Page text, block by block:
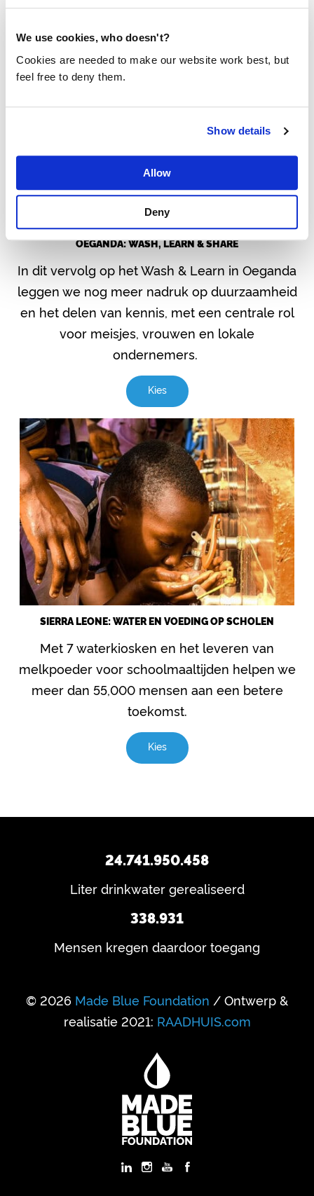
We use cookies, who doesn't?
Cookies are needed to make our website work best, but
feel free to deny them.
Show details
Allow
Deny
Kies
OEGANDA: WASH, LEARN & SHARE
In dit vervolg op het Wash & Learn in Oeganda
leggen we nog meer nadruk op duurzaamheid
en het delen van kennis, met een centrale rol
voor meisjes, vrouwen en lokale
ondernemers.
Kies
SIERRA LEONE: WATER EN VOEDING OP SCHOLEN
Met 7 waterkiosken en het leveren van
melkpoeder voor schoolmaaltijden helpen we
meer dan 55,000 mensen aan een betere
toekomst.
Kies
24.741.950.458
Liter drinkwater gerealiseerd
338.931
Mensen kregen daardoor toegang
© 2026 Made Blue Foundation / Ontwerp &
realisatie 2021: RAADHUIS.com